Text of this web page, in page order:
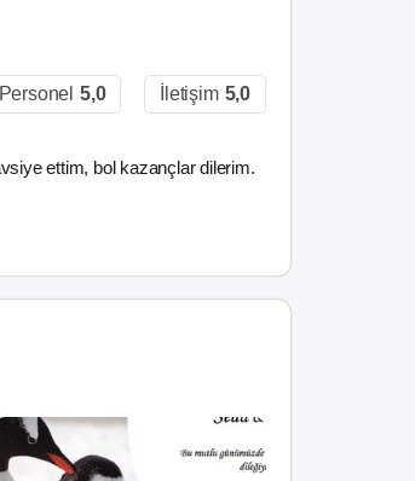
Personel 5,0 İletişim 5,0
ettim, bol kazançlar dilerim.